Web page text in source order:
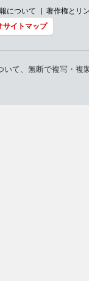
について
著作権とリ
サイトマップ
て、無断で複写・